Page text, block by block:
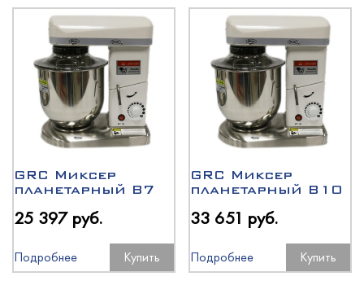
GRC Миксер
планетарный B7
25 397 руб.
Подробнее Купить
GRC Миксер
планетарный B10
33 651 руб.
Подробнее Купить